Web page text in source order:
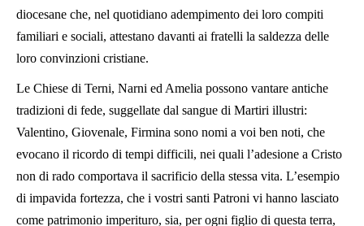
diocesane che, nel quotidiano adempimento dei loro compiti
familiari e sociali, attestano davanti ai fratelli la saldezza delle
loro convinzioni cristiane.
Le Chiese di Terni, Narni ed Amelia possono vantare antiche
tradizioni di fede, suggellate dal sangue di Martiri illustri:
Valentino, Giovenale, Firmina sono nomi a voi ben noti, che
evocano il ricordo di tempi difficili, nei quali l’adesione a Cristo
non di rado comportava il sacrificio della stessa vita. L’esempio
di impavida fortezza, che i vostri santi Patroni vi hanno lasciato
come patrimonio imperituro, sia, per ogni figlio di questa terra,